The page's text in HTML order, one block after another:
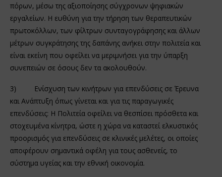
πόρων, μέσω της αξιοποίησης σύγχρονων ψηφιακών
εργαλείων. Η ευθύνη για την τήρηση των θεραπευτικών
πρωτοκόλλων, των φίλτρων συνταγογράφησης και άλλων
μέτρων συγκράτησης της δαπάνης ανήκει στην πολιτεία και
είναι εκείνη που οφείλει να μεριμνήσει για την ύπαρξη
συνεπειών σε όσους δεν τα ακολουθούν.
3) Ενίσχυση των κινήτρων για επενδύσεις σε Έρευνα
και Ανάπτυξη όπως γίνεται και για τις παραγωγικές
επενδύσεις: Η Πολιτεία οφείλει να θεσπίσει πρόσθετα και
στοχευμένα κίνητρα, ώστε η χώρα να καταστεί ελκυστικός
προορισμός για επενδύσεις σε κλινικές μελέτες, οι οποίες
αποφέρουν σημαντικά οφέλη για τους ασθενείς, το
σύστημα υγείας και την εθνική οικονομία.